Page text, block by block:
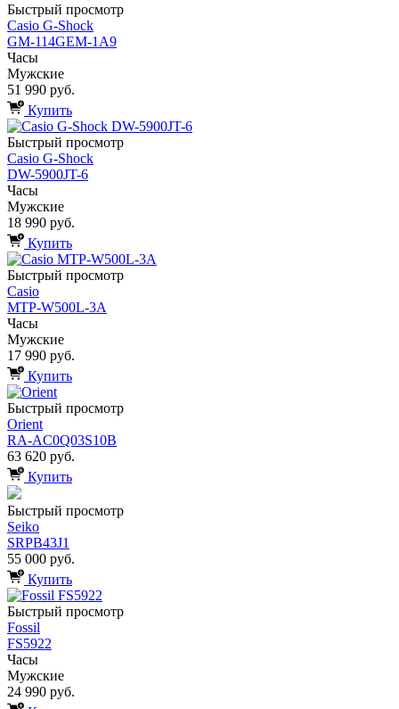
Быстрый просмотр
Casio G-Shock
GM-114GEM-1A9
Часы
Мужские
51 990 руб.
Купить
Быстрый просмотр
Casio G-Shock
DW-5900JT-6
Часы
Мужские
18 990 руб.
Купить
Быстрый просмотр
Casio
MTP-W500L-3A
Часы
Мужские
17 990 руб.
Купить
Быстрый просмотр
Orient
RA-AC0Q03S10B
63 620 руб.
Купить
Быстрый просмотр
Seiko
SRPB43J1
55 000 руб.
Купить
Быстрый просмотр
Fossil
FS5922
Часы
Мужские
24 990 руб.